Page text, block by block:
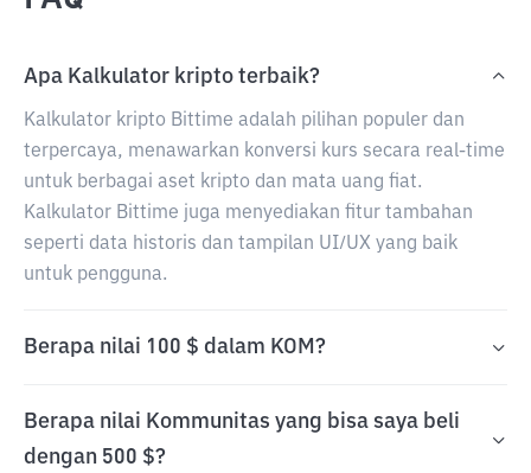
Apa Kalkulator kripto terbaik?
Kalkulator kripto Bittime adalah pilihan populer dan
terpercaya, menawarkan konversi kurs secara real-time
untuk berbagai aset kripto dan mata uang fiat.
Kalkulator Bittime juga menyediakan fitur tambahan
seperti data historis dan tampilan UI/UX yang baik
untuk pengguna.
Berapa nilai 100 $ dalam KOM?
Berapa nilai Kommunitas yang bisa saya beli
dengan 500 $?